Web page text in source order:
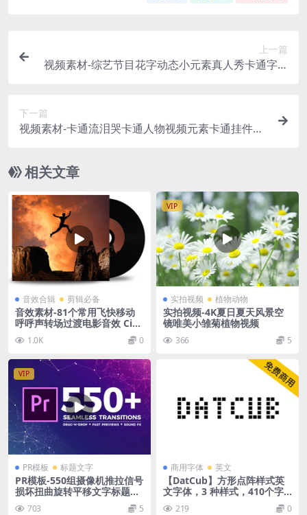
上一篇
视频素材-综艺节目花字动态小元素真人秀卡通字M
下一篇
视频素材-卡通流泪哭卡通人物视频元素卡通挂件带
相关文章
音效合辑 剪辑必备
音效素材-81个常用飞快移动
呼呼声转场过渡电影音效 Cine
matic Whoosh Transition P
ack1.0K 0
VIP
实拍视频 植物动物
实拍视频-4K夏日夏天风景空
镜唯美小雏菊植物视频
366 5
VIP
PR模板 标题文字
PR模板-550组摄像机推拉信号
损坏扭曲旋转平移文字标题Pr
emiere视频转场
703 5
商用字体 英文
【DatCub】方形点阵样式英
文字体，3 种样式，410个字
形 219 0